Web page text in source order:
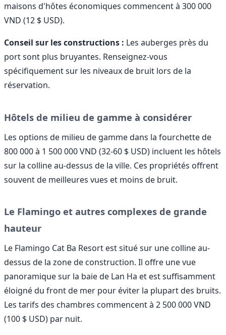
maisons d'hôtes économiques commencent à 300 000
VND (12 $ USD).
Conseil sur les constructions : Les auberges près du
port sont plus bruyantes. Renseignez-vous
spécifiquement sur les niveaux de bruit lors de la
réservation.
Hôtels de milieu de gamme à considérer
Les options de milieu de gamme dans la fourchette de
800 000 à 1 500 000 VND (32-60 $ USD) incluent les hôtels
sur la colline au-dessus de la ville. Ces propriétés offrent
souvent de meilleures vues et moins de bruit.
Le Flamingo et autres complexes de grande
hauteur
Le Flamingo Cat Ba Resort est situé sur une colline au-
dessus de la zone de construction. Il offre une vue
panoramique sur la baie de Lan Ha et est suffisamment
éloigné du front de mer pour éviter la plupart des bruits.
Les tarifs des chambres commencent à 2 500 000 VND
(100 $ USD) par nuit.